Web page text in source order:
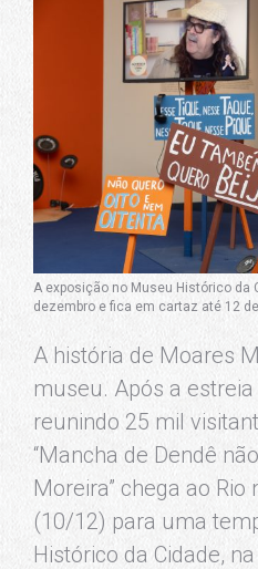
A exposição no Museu Histórico da
dezembro e fica em cartaz até 12
A história de Moares
museu. Após a
reunindo 25 mil
“Mancha de Dendê
Moreira” chega ao
(10/12) para uma
Histórico da Cidade,